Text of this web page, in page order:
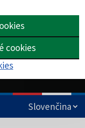
cookies